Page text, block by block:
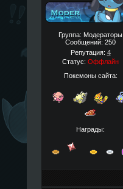
Группа: Модераторы
Сообщений: 250
Репутация: 4
Статус: Оффлайн
Покемоны сайта:
Награды: